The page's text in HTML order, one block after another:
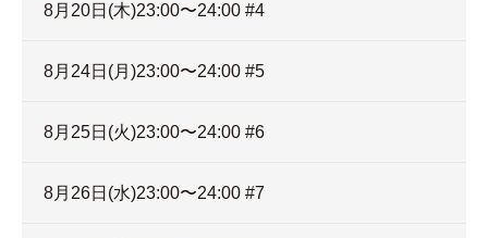
8月20日(木)23:00〜24:00 #4
8月24日(月)23:00〜24:00 #5
8月25日(火)23:00〜24:00 #6
8月26日(水)23:00〜24:00 #7